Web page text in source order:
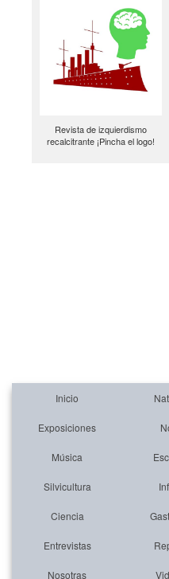
Revista de izquierdismo
recalcitrante ¡Pincha el logo!
Inicio
Exposiciones
Música
Silvicultura
Ciencia
Entrevistas
Nosotras